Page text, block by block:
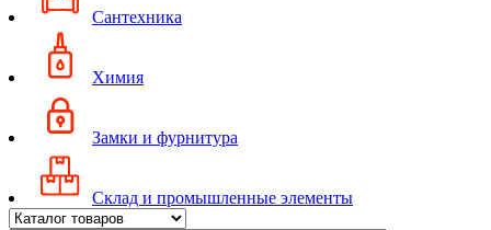
Сантехника
Химия
Замки и фурнитура
Склад и промышленные элементы